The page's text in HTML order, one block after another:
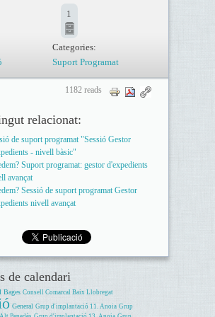
1
Categories:
Suport Programat
1182 reads
relacionat:
de suport programat "Sessió Gestor
- nivell bàsic"
Suport programat: gestor d'expedients
avançat
Sessió de suport programat Gestor
nivell avançat
de calendari
Bages Consell Comarcal Baix Llobregat
General Grup d'implantació 11. Anoia Grup